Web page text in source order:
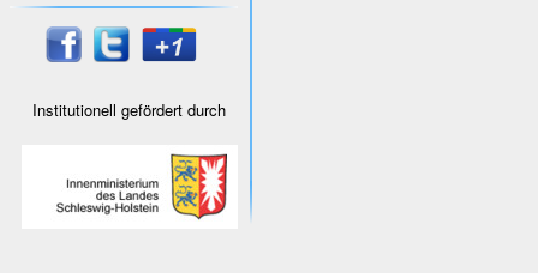
Institutionell gefördert durch